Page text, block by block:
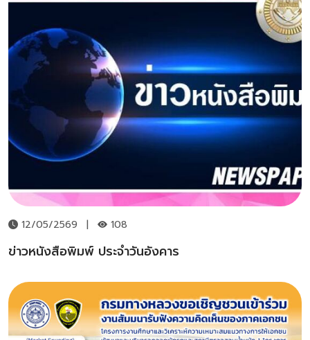
12/05/2569 | 108
ข่าวหนังสือพิมพ์ ประจำวันอังคาร